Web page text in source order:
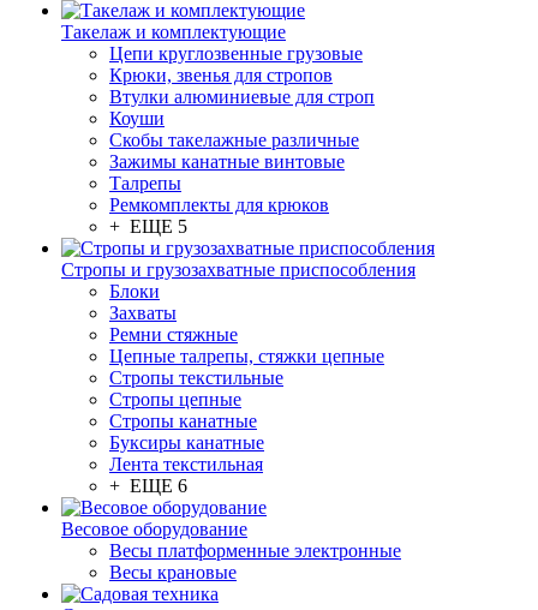
Такелаж и комплектующие
Цепи круглозвенные грузовые
Крюки, звенья для стропов
Втулки алюминиевые для строп
Коуши
Скобы такелажные различные
Зажимы канатные винтовые
Талрепы
Ремкомплекты для крюков
+ ЕЩЕ 5
Стропы и грузозахватные приспособления
Блоки
Захваты
Ремни стяжные
Цепные талрепы, стяжки цепные
Стропы текстильные
Стропы цепные
Стропы канатные
Буксиры канатные
Лента текстильная
+ ЕЩЕ 6
Весовое оборудование
Весы платформенные электронные
Весы крановые